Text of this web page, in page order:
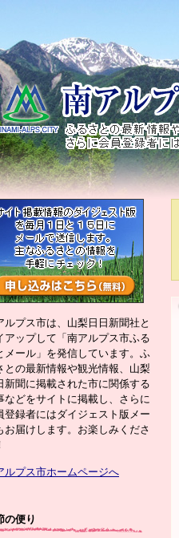
ルプス市は、山梨日日新聞社と
アップして「南アルプス市ふる
メール」を発信しています。ふ
との最新情報や観光情報、山梨
新聞に掲載された市に関係する
などをサイトに掲載し、さらに
登録者にはダイジェスト版メー
お届けします。お楽しみくださ
ルプス市ホームページへ
の便り